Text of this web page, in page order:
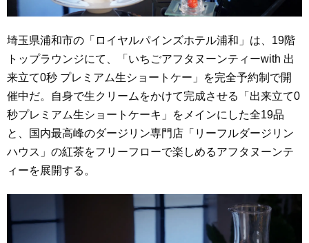
埼玉県浦和市の「ロイヤルパインズホテル浦和」は、19階
トップラウンジにて、「いちごアフタヌーンティーwith 出
来立て0秒 プレミアム生ショートケー」を完全予約制で開
催中だ。自身で生クリームをかけて完成させる「出来立て0
秒プレミアム生ショートケーキ」をメインにした全19品
と、国内最高峰のダージリン専門店「リーフルダージリン
ハウス」の紅茶をフリーフローで楽しめるアフタヌーンテ
ィーを展開する。